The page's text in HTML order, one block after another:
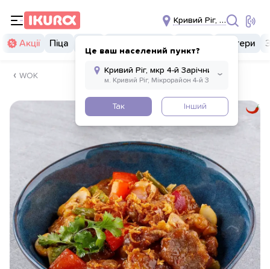
Кривий Ріг, мкр 4-й
Це ваш населений пункт?
Так Інший
Акції Піца Бургери
WOK